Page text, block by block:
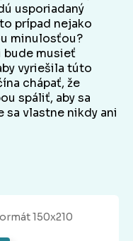
usporiadaný
prípad nejako
minulosťou?
bude musieť
vyriešila túto
chápať, že
spáliť, aby sa
sa vlastne nikdy ani
150x210